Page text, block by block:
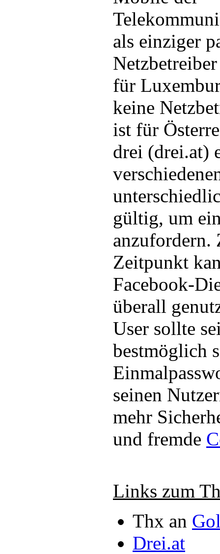
als einziger
für
keine
ist für
drei (drei.at)
gültig, um
anzufordern.
Zeitpunkt
Facebook-
überall
User sollte
bestmöglich
seinen
mehr
und fremde
Links zum
Thx an
Drei.at